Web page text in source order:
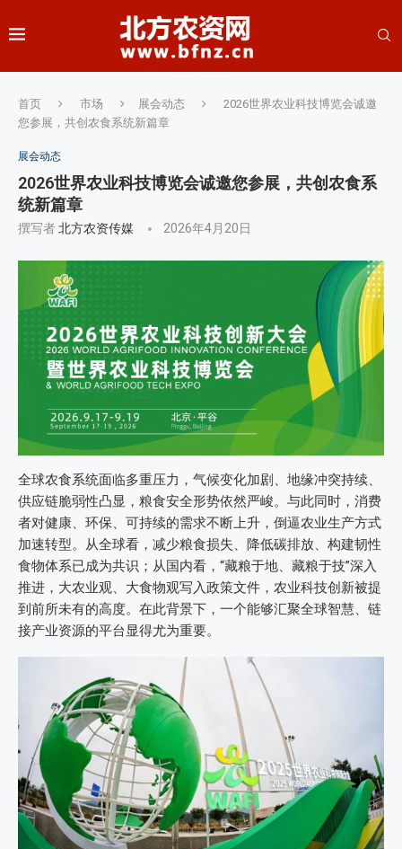
首页 市场 展会动态
2026世界农业科技博览会诚邀
您参展，共创农食系统新篇章
展会动态
2026世界农业科技博览会诚邀您参展，共创农食系
统新篇章
撰写者北方农资传媒 2026年4月20日
全球农食系统面临多重压力，气候变化加剧、地缘冲突持续、
供应链脆弱性凸显，粮食安全形势依然严峻。与此同时，消费
者对健康、环保、可持续的需求不断上升，倒逼农业生产方式
加速转型。从全球看，减少粮食损失、降低碳排放、构建韧性
食物体系已成为共识；从国内看，“藏粮于地、藏粮于技”深入
推进，大农业观、大食物观写入政策文件，农业科技创新被提
到前所未有的高度。在此背景下，一个能够汇聚全球智慧、链
接产业资源的平台显得尤为重要。